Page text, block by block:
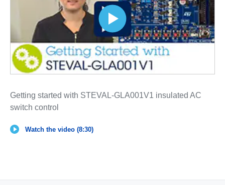
Getting started with STEVAL-GLA001V1 insulated AC
switch control
Watch the video (8:30)